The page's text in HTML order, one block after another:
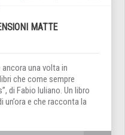
MATTE
una volta in
che come sempre
di Fabio Iuliano. Un libro
e che racconta la